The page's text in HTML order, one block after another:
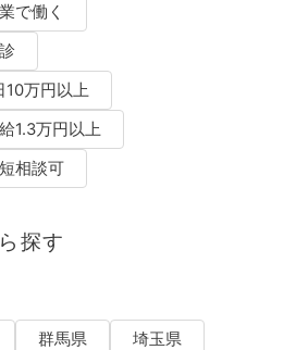
で働く
10万円以上
1.3万円以上
相談可
探す
群馬県
埼玉県